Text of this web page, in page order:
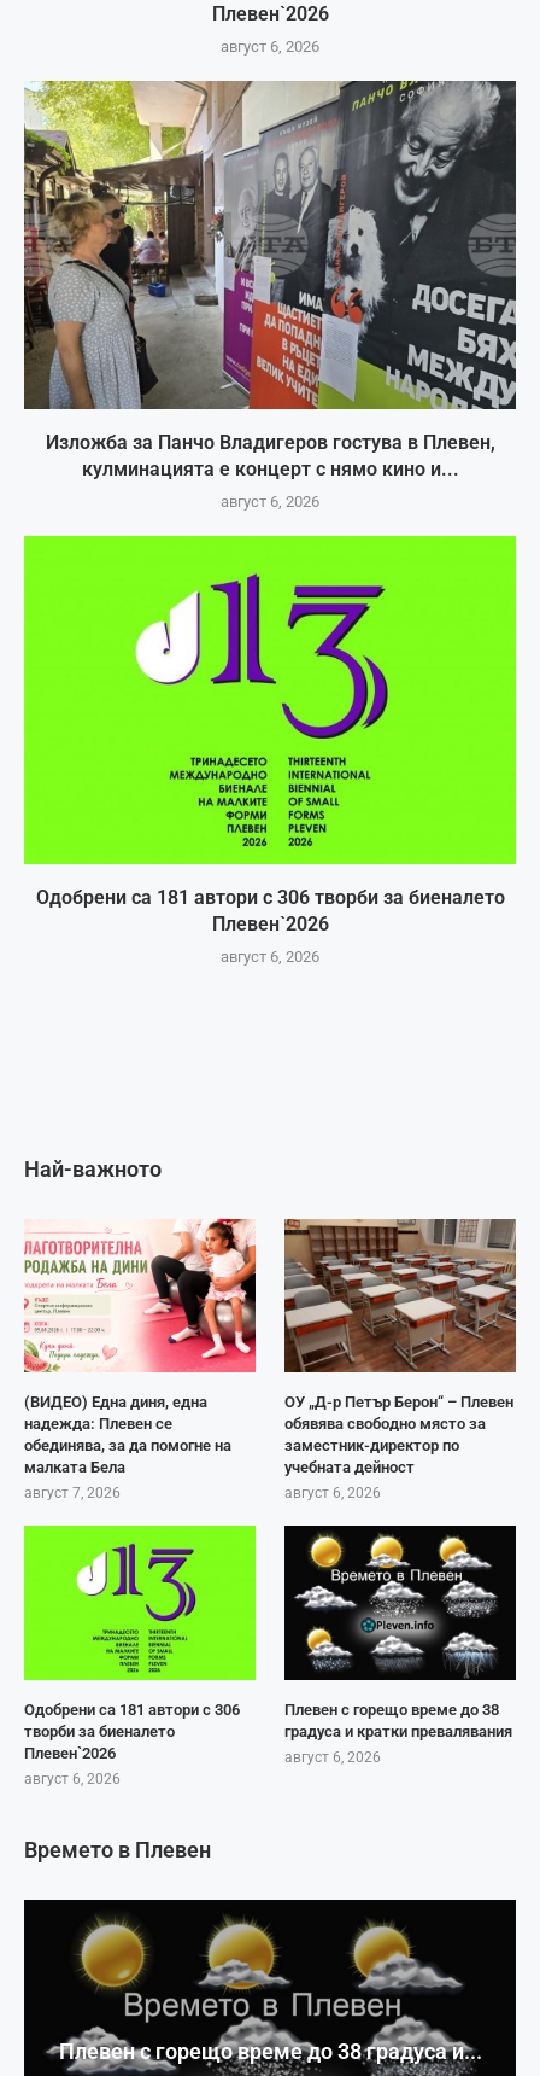
Плевен`2026
август 6, 2026
Изложба за Панчо Владигеров гостува в Плевен,
кулминацията е концерт с нямо кино и...
август 6, 2026
Одобрени са 181 автори с 306 творби за биеналето
Плевен`2026
август 6, 2026
Най-важното
(ВИДЕО) Една диня, една
надежда: Плевен се
обединява, за да помогне на
малката Бела
август 7, 2026
ОУ „Д-р Петър Берон“ – Плевен
обявява свободно място за
заместник-директор по
учебната дейност
август 6, 2026
Одобрени са 181 автори с 306
творби за биеналето
Плевен`2026
август 6, 2026
Плевен с горещо време до 38
градуса и кратки превалявания
август 6, 2026
Времето в Плевен
Плевен с горещо време до 38 градуса и...